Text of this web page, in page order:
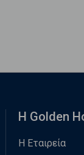
Η Golden
Η Εταιρεία